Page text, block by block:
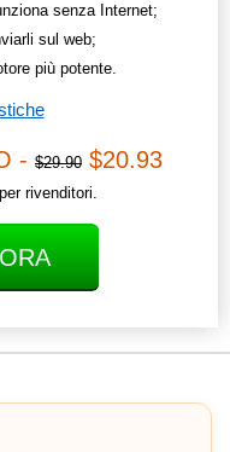
senza Internet;
sul web;
più potente.
- $29.90 $20.93
rivenditori.